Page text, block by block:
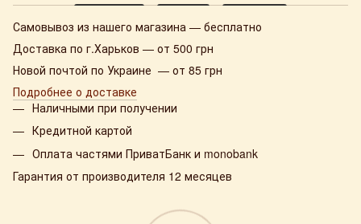
Самовывоз из нашего магазина — бесплатно
Доставка по г.Харьков — от 500 грн
Новой почтой по Украине — от 85 грн
Подробнее о доставке
Наличными при получении
Кредитной картой
Оплата частями ПриватБанк и monobank
Гарантия от производителя 12 месяцев